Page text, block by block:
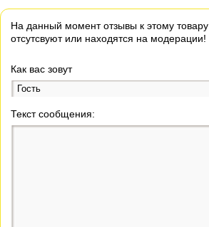
На данный момент отзывы к этому товару
отсутсвуют или находятся на модерации!
Как вас зовут
Текст сообщения: